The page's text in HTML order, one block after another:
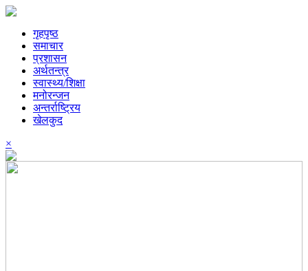
गृहपृष्ठ
समाचार
प्रशासन
अर्थतन्त्र
स्वास्थ्य/शिक्षा
मनोरन्जन
अन्तर्राष्ट्रिय
खेलकुद
×